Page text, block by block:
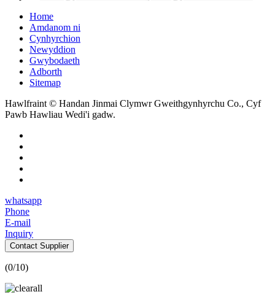
Home
Amdanom ni
Cynhyrchion
Newyddion
Gwybodaeth
Adborth
Sitemap
Hawlfraint © Handan Jinmai Clymwr Gweithgynhyrchu Co., Cyf
Pawb Hawliau Wedi'i gadw.
whatsapp
Phone
E-mail
Inquiry
Contact Supplier
(0/10)